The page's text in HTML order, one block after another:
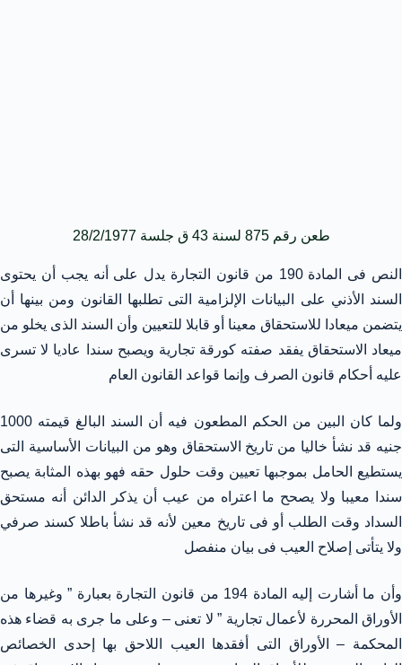
طعن رقم 875 لسنة 43 ق جلسة 28/2/1977
النص فى المادة 190 من قانون التجارة يدل على أنه يجب أن يحتوى
السند الأذني على البيانات الإلزامية التى تطلبها القانون ومن بينها أن
يتضمن ميعادا للاستحقاق معينا أو قابلا للتعيين وأن السند الذى يخلو من
ميعاد الاستحقاق يفقد صفته كورقة تجارية ويصبح سندا عاديا لا تسرى
عليه أحكام قانون الصرف وإنما قواعد القانون العام
ولما كان البين من الحكم المطعون فيه أن السند البالغ قيمته 1000
جنيه قد نشأ خاليا من تاريخ الاستحقاق وهو من البيانات الأساسية التى
يستطيع الحامل بموجبها تعيين وقت حلول حقه فهو بهذه المثابة يصبح
سندا معيبا ولا يصحح ما اعتراه من عيب أن يذكر الدائن أنه مستحق
السداد وقت الطلب أو فى تاريخ معين لأنه قد نشأ باطلا كسند صرفي
ولا يتأتى إصلاح العيب فى بيان منفصل
وأن ما أشارت إليه المادة 194 من قانون التجارة بعبارة ” وغيرها من
الأوراق المحررة لأعمال تجارية ” لا تعنى – وعلى ما جرى به قضاء هذه
المحكمة – الأوراق التى أفقدها العيب اللاحق بها إحدى الخصائص